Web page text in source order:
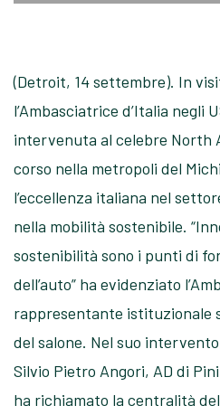
(Detroit, 14 settembre). In
l’Ambasciatrice d’Italia negli
intervenuta al celebre North
corso nella metropoli del
l’eccellenza italiana nel
nella mobilità sostenibile.
sostenibilità sono i punti di
dell’auto” ha evidenziato
rappresentante istituzionale
del salone. Nel suo
Silvio Pietro Angori, AD di
ha richiamato la centralità